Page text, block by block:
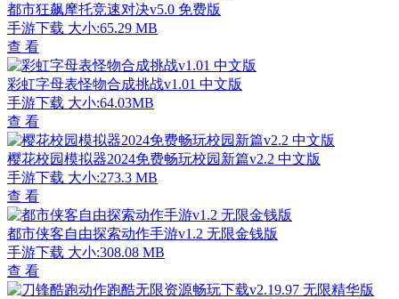
都市狂飙摩托竞速对决v5.0 免费版
手游下载 大小:65.29 MB
查 看
彩虹字母表怪物合成挑战v1.01 中文版
手游下载 大小:64.03MB
查 看
樱花校园模拟器2024免费畅玩校园新篇v2.2 中文版
手游下载 大小:273.3 MB
查 看
都市侠客自由探索动作手游v1.2 无限金钱版
手游下载 大小:308.08 MB
查 看